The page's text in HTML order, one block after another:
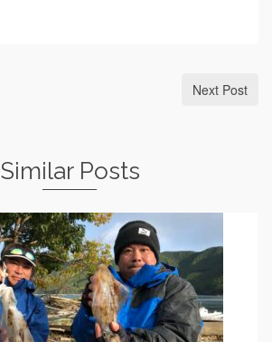
Next Post
Similar Posts